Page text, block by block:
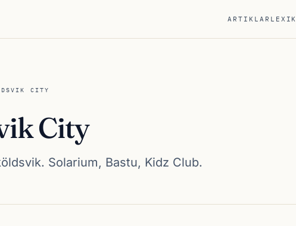
ARTIKLAR
CITY
City
Solarium, Bastu, Kidz Club.